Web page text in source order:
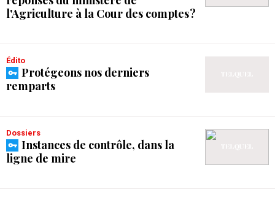
l'Agriculture à la Cour des comptes ?
Édito
Protégeons nos derniers
remparts
Dossiers
Instances de contrôle, dans la
ligne de mire